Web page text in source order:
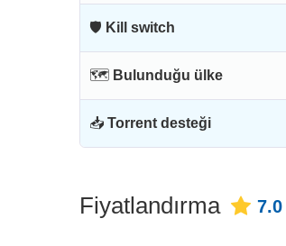
🛡 Kill switch
🗺 Bulunduğu ülke
📥 Torrent desteği
Fiyatlandırma 7.0